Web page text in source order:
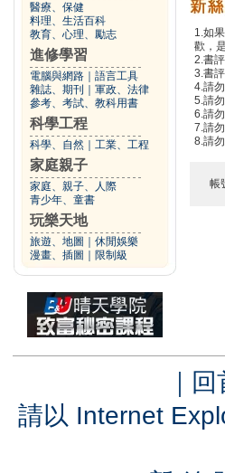
醫療、保健
料理、生活百科
教育、心理、勵志
進修學習
電腦與網路
語言工具
雜誌、期刊
軍政、法律
參考、考試、教科用書
科學工程
科學、自然 工業、工程
家庭親子
家庭、親子、人際
青少年、童書
玩樂天地
旅遊、地圖
休閒娛樂
漫畫、插圖
限制級
1.如
歡，
2.書
3.書
4.請
5.請
6.請
7.請
8.請
帳
｜ 回
請以 Internet